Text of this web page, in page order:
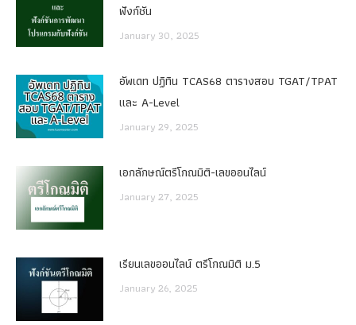
ฟังก์ชัน
January 30, 2025
อัพเดท ปฏิทิน TCAS68 ตารางสอบ TGAT/TPAT
และ A-Level
January 29, 2025
เอกลักษณ์ตรีโกณมิติ-เลขออนไลน์
January 27, 2025
เรียนเลขออนไลน์ ตรีโกณมิติ ม.5
January 26, 2025